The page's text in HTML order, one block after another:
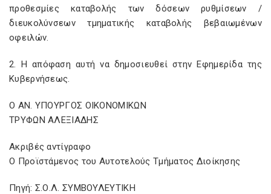
προθεσμίες καταβολής των δόσεων ρυθμίσεων /
διευκολύνσεων τμηματικής καταβολής βεβαιωμένων
οφειλών.
2. Η απόφαση αυτή να δημοσιευθεί στην Εφημερίδα της
Κυβερνήσεως.
Ο ΑΝ. ΥΠΟΥΡΓΟΣ ΟΙΚΟΝΟΜΙΚΩΝ
ΤΡΥΦΩΝ ΑΛΕΞΙΑΔΗΣ
Ακριβές αντίγραφο
Ο Προϊστάμενος του Αυτοτελούς Τμήματος Διοίκησης
Πηγή: Σ.Ο.Λ. ΣΥΜΒΟΥΛΕΥΤΙΚΗ